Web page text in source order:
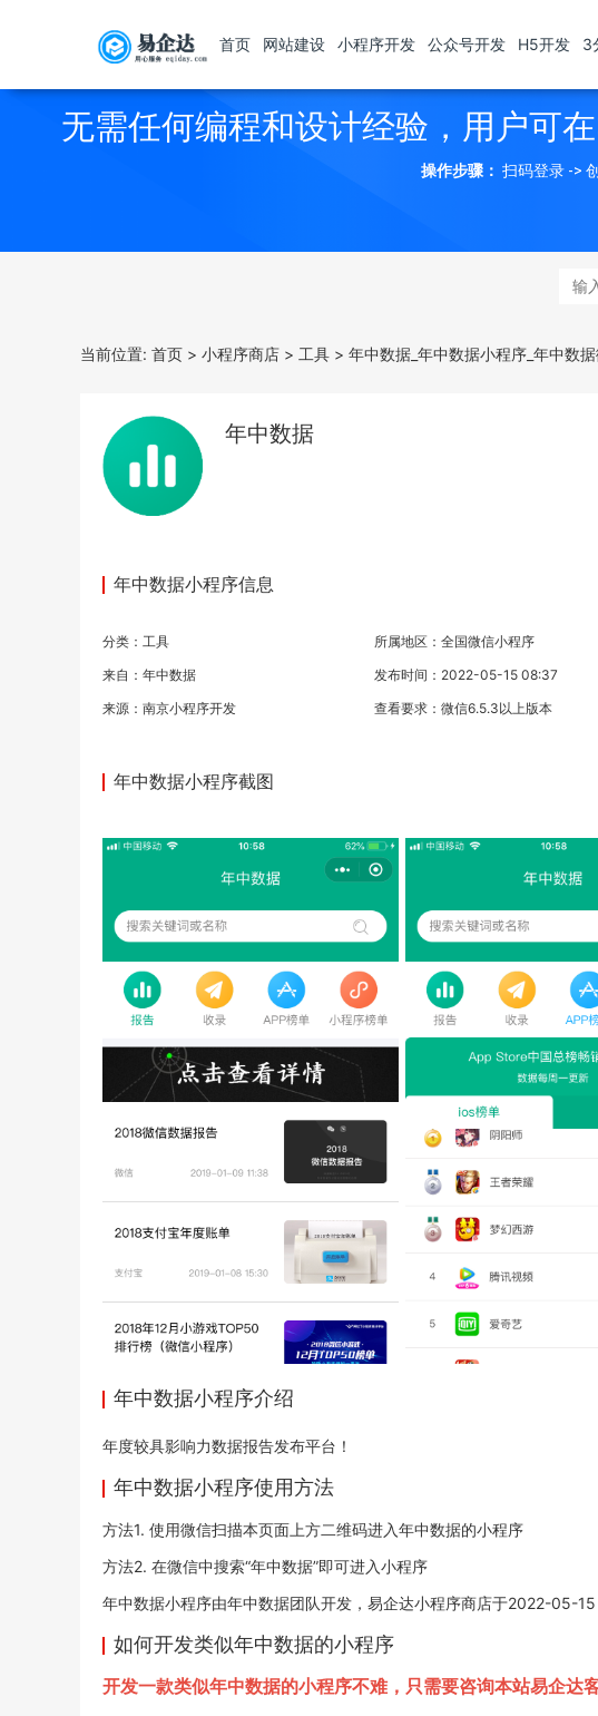
首页 网站建设 小程序开发 公众号开发 H5开发 3
无需任何编程和设计经验，用户可
操作步骤： 扫码登录 ->
当前位置: 首页 > 小程序商店 > 工具 > 年中数据_年中数据小程序_年中数
年中数据
年中数据小程序信息
分类： 工具
所属地区：全国微信小程序
来自：年中数据
发布时间：2022-05-15 08:37
来源： 南京小程序开发 查看要求：微信6.5.3以上版本
年中数据小程序截图
年中数据小程序介绍
年度较具影响力数据报告发布平台！
年中数据小程序使用方法
方法1. 使用微信扫描本页面上方二维码进入年中数据的小程序
方法2. 在微信中搜索“年中数据”即可进入小程序
年中数据小程序由年中数据团队开发，易企达小程序商店于2022-05-
如何开发类似年中数据的小程序
开发一款类似年中数据的小程序不难，只需要咨询本站易企达